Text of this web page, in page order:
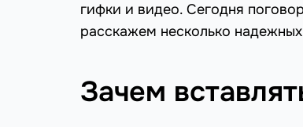
гифки и видео. Сегодня
расскажем несколько
Зачем